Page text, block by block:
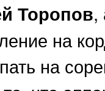
Торопов,
на
на